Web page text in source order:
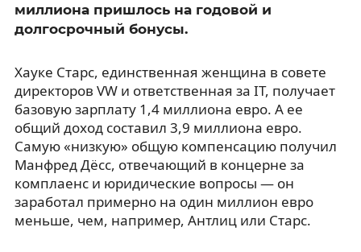
миллиона пришлось на годовой и
долгосрочный бонусы.
Хауке Старс, единственная женщина в совете
директоров VW и ответственная за IT, получает
базовую зарплату 1,4 миллиона евро. А ее
общий доход составил 3,9 миллиона евро.
Самую «низкую» общую компенсацию получил
Манфред Дёсс, отвечающий в концерне за
комплаенс и юридические вопросы — он
заработал примерно на один миллион евро
меньше, чем, например, Антлиц или Старс.